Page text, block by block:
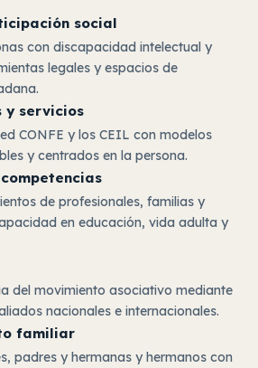
social
con discapacidad intelectual y
legales y espacios de
y servicios
CONFE y los CEIL con modelos
y centrados en la persona.
de profesionales, familias y
en educación, vida adulta y
del movimiento asociativo mediante
nacionales e internacionales.
familiar
padres y hermanas y hermanos con